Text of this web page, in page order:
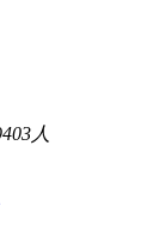
人